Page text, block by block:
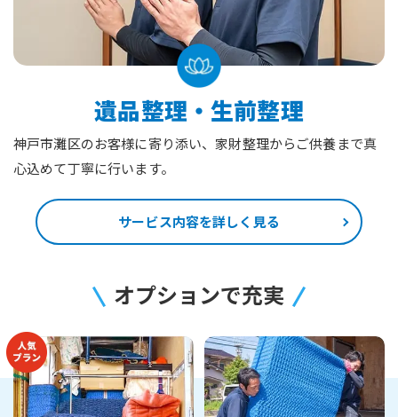
遺品整理・生前整理
神戸市灘区のお客様に寄り添い、家財整理からご供養まで真
心込めて丁寧に行います。
サービス内容を詳しく見る
オプションで充実